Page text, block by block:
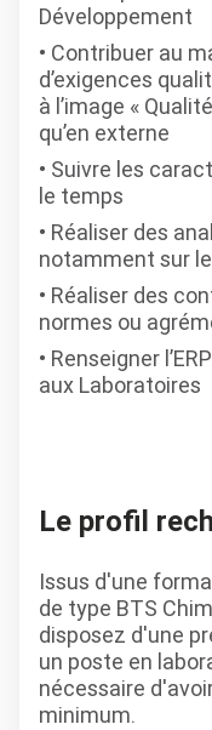
Développement
Contribuer au
d’exigences
à l’image «
qu’en externe
Suivre les
le temps
Réaliser des
notamment sur
Réaliser des
normes ou
Renseigner
aux Laboratoires
Le profil
Issus d'une
de type BTS
disposez d'une
un poste en
nécessaire
minimum.